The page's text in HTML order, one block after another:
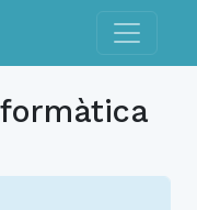
Toggle